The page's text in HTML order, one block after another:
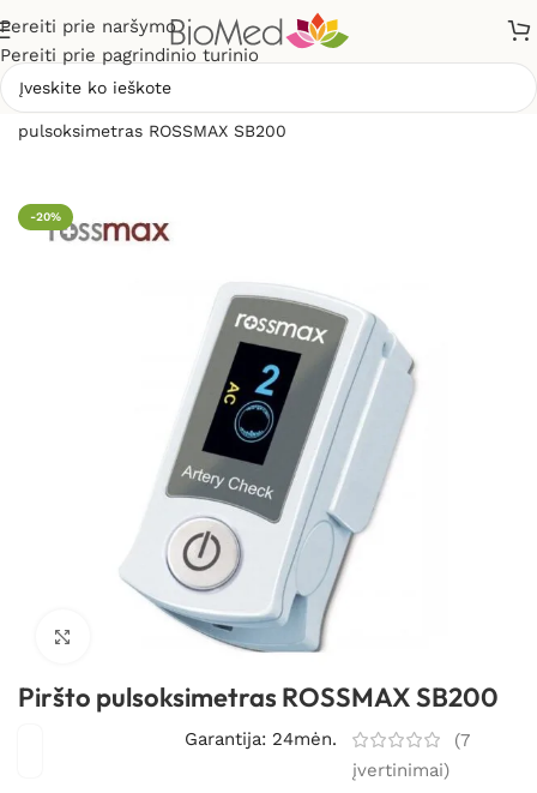
Pereiti prie naršymo
Pereiti prie pagrindinio turinio
pulsoksimetras ROSSMAX SB200
-20%
Spustelėkite, kad padidintumėte
Piršto pulsoksimetras ROSSMAX SB200
Garantija: 24mėn. (7
įvertinimai)